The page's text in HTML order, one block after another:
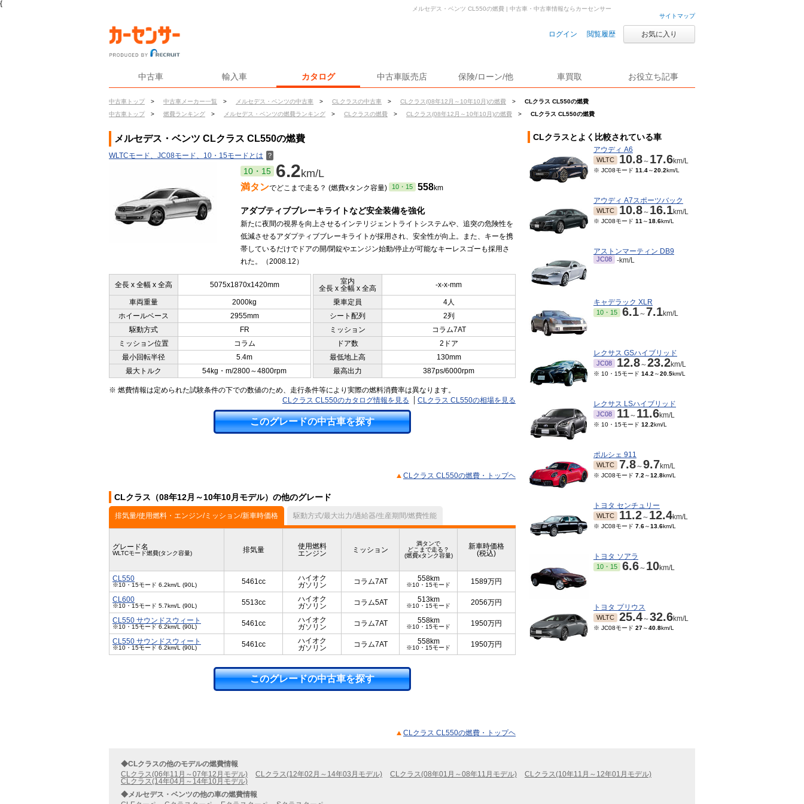
{
サイトマップ
ログイン 閲覧履歴 お気に入り
中古車 輸入車 カタログ 中古車販売店 保険/ローン/他 車買取 お役立ち記事
中古車トップ > 中古車メーカー一覧 > メルセデス・ベンツの中古車 > CLクラスの中古車 > CLクラス(08年12月～10年10月)の燃費 >
CLクラス CL550の燃費
中古車トップ
> 燃費ランキング > メルセデス・ベンツの燃費ランキング > CLクラスの燃費 > CLクラス(08年12月～10年10月)の燃費 > CLクラス CL550の燃費
メルセデス・ベンツ CL550の燃費 | 中古車・中古車情報ならカーセンサー
メルセデス・ベンツ CLクラス CL550の燃費
WLTCモード、JC08モード、10・15モードとは ？
10・15 6.2km/L
満タンでどこまで走る？ (燃費xタンク容量) 10・15 558km
アダプティブブレーキライトなど安全装備を強化
新たに夜間の視界を向上させるインテリジェントライトシステムや、追突の危険性を
低減させるアダプティブブレーキライトが採用され、安全性が向上。また、キーを携
帯しているだけでドアの開/閉錠やエンジン始動/停止が可能なキーレスゴーも採用さ
れた。（2008.12）
全長 x 全幅 x 全高 5075x1870x1420mm
室内
全長 x 全幅 x 全高
-x-x-mm
車両重量 2000kg 乗車定員
4人
ホイールベース
2955mm シート配列
2列
駆動方式
FR ミッション
コラム7AT
ミッション位置
コラム ドア数
2ドア
最小回転半径
5.4m 最低地上高
130mm
最大トルク
54kg・m/2800～4800rpm 最高出力 387ps/6000rpm
※ 燃費情報は定められた試験条件の下での数値のため、走行条件等により実際の燃料消費率は異なります。
CLクラス CL550のカタログ情報を見る
CLクラス CL550の相場を見る
このグレードの中古車を探す
CLクラス CL550の燃費・トップヘ
CLクラス（08年12月～10年10月モデル）の他のグレード
排気量/使用燃料・エンジン/ミッション/新車時価格 駆動方式/最大出力/過給器/生産期間/燃費性能
グレード名
WLTCモード燃費(タンク容量) 排気量
使用燃料
エンジン
ミッション
満タンで
どこまで走る？
(燃費xタンク容量)
新車時価格
(税込)
CL550
※10・15モード 6.2km/L (90L) 5461cc
ハイオク
ガソリン
コラム7AT 558km
※10・15モード 1589万円
CL600
※10・15モード 5.7km/L (90L) 5513cc
ハイオク
ガソリン
コラム5AT 513km
※10・15モード 2056万円
CL550 サウンドスウィート
※10・15モード 6.2km/L (90L) 5461cc
ハイオク
ガソリン
コラム7AT 558km
※10・15モード 1950万円
CL550 サウンドスウィート
※10・15モード 6.2km/L (90L) 5461cc
ハイオク
ガソリン
コラム7AT 558km
※10・15モード 1950万円
このグレードの中古車を探す
CLクラス CL550の燃費・トップヘ
CLクラスとよく比較されている車
アウディ A6
WLTC 10.8～ 17.6km/L
※ JC08モード 11.4～20.2km/L
アウディ A7スポーツバック
WLTC 10.8～ 16.1km/L
※ JC08モード 11 ～18.6km/L
アストンマーティン DB9
JC08 -km/L
キャデラック XLR
10・15 6.1～7.1km/L
レクサス GSハイブリッド
JC08 12.8～23.2km/L
※ 10・15モード 14.2 ～20.5km/L
レクサス LSハイブリッド
JC08 11～ 11.6km/L
※ 10・15モード 12.2km/L
ポルシェ 911
WLTC 7.8～9.7km/L
※ JC08モード 7.2 ～12.8km/L
トヨタ センチュリー
WLTC 11.2～ 12.4km/L
※ JC08モード 7.6～13.6km/L
トヨタ ソアラ
10・15 6.6～ 10km/L
トヨタ プリウス
WLTC 25.4～32.6km/L
※ JC08モード 27～40.8km/L
◆CLクラスの他のモデルの燃費情報
CLクラス(06年11月～07年12月モデル)
CLクラス(12年02月～14年03月モデル) CLクラス(08年01月～08年11月モデル)
CLクラス(10年11月～12年01月モデル)
CLクラス(14年04月～14年10月モデル)
◆メルセデス・ベンツの他の車の燃費情報